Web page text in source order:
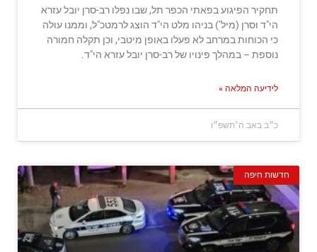
תחקיר הפיגוע בפאתי הכפר תל, שבו נפלו רב-סרן יובל עזרא
הי"ד וסרן (מיל’) בניהו מלט הי"ד הוצג לרמטכ"ל, וממנו עולה
כי הכוחות במרחב לא פעלו באופן מיטבי, וכן תקלה חמורה
נוספת – במהלך פינויו של רב-סרן יובל עזרא הי"ד.
לידיעה המלאה »
כ״ב באב ה׳תשפ״ו
חדשות חיפה